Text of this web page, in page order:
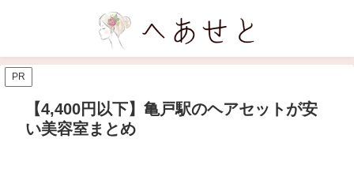
PR
【4,400円以下】亀戸駅のヘアセットが安
い美容室まとめ